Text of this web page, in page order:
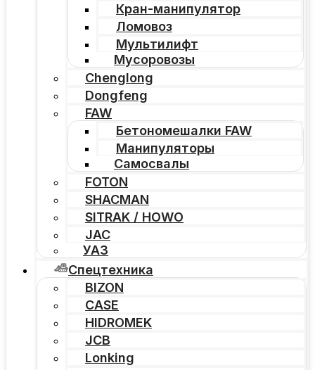
Кран-манипулятор
Ломовоз
Мультилифт
Мусоровозы
Chenglong
Dongfeng
FAW
Бетономешалки FAW
Манипуляторы
Самосвалы
FOTON
SHACMAN
SITRAK / HOWO
JAC
УАЗ
Спецтехника
BIZON
CASE
HIDROMEK
JCB
Lonking